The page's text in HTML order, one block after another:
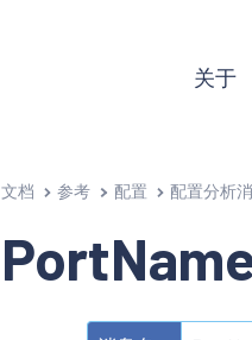
关于
文档 参考 配置 配置分析